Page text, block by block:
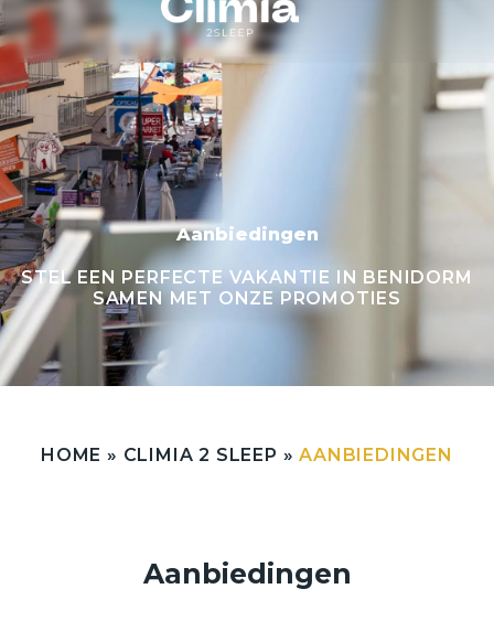
Aanbiedingen
STEL EEN PERFECTE VAKANTIE IN BENIDORM
SAMEN MET ONZE PROMOTIES
HOME » CLIMIA 2 SLEEP »AANBIEDINGEN
Aanbiedingen